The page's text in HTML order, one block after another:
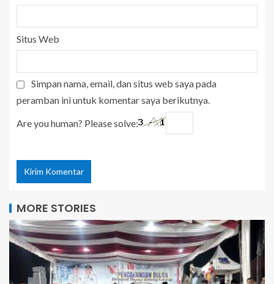
Situs Web
Simpan nama, email, dan situs web saya pada
peramban ini untuk komentar saya berikutnya.
Are you human? Please solve:
MORE STORIES